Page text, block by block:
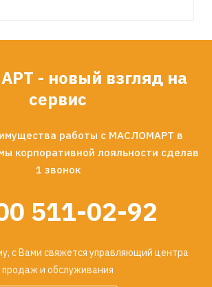
- новый взгляд на
сервис
работы с МАСЛОМАРТ в
корпоративной лояльности сделав
1 звонок
511-02-92
с Вами свяжется управляющий центра
продаж и обслуживания